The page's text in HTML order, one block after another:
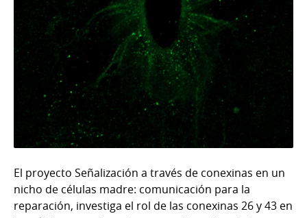
El proyecto Señalización a través de conexinas en un
nicho de células madre: comunicación para la
reparación, investiga el rol de las conexinas 26 y 43 en